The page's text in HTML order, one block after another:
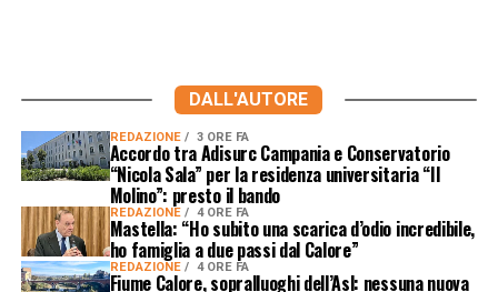
DALL'AUTORE
REDAZIONE 3 ORE FA
Accordo tra Adisurc Campania e Conservatorio
“Nicola Sala” per la residenza universitaria “Il
Molino”: presto il bando
REDAZIONE 4 ORE FA
Mastella: “Ho subito una scarica d’odio incredibile,
ho famiglia a due passi dal Calore”
REDAZIONE 4 ORE FA
Fiume Calore, sopralluoghi dell’Asl: nessuna nuova